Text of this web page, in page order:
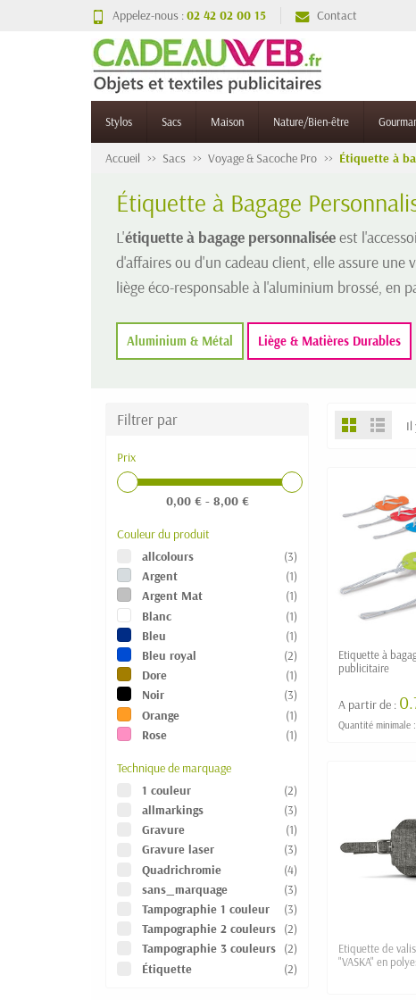
Appelez-nous :02 42 02 00 15 Contact
Stylos Sacs Maison Nature/Bien-être
Accueil Sacs Voyage & Sacoche Pro Étiquette à
Étiquette à Bagage
L'étiquette à bagage personnaliséeest
d'affaires ou d'un cadeau client, elle assure
liège éco-responsable à l'aluminium brossé, en
Aluminium & Métal Liège & Matières Durables
Filtrer par
Prix
0,00 € - 8,00 €
Couleur du produit
allcolours
(3)
Argent
(1)
Argent Mat
(1)
Blanc
(1)
Bleu
(1)
Bleu royal
(2)
Dore
(1)
Noir
(3)
Orange
(1)
Rose
(1)
Technique de marquage
1 couleur
(2)
allmarkings
(3)
Gravure
(1)
Gravure laser
(3)
Quadrichromie
(4)
sans_marquage
(3)
Tampographie 1 couleur
(3)
Tampographie 2 couleurs (2)
Tampographie 3 couleurs (2)
Étiquette
(2)
Il
Etiquette à
publicitaire
A partir de :
Quantité minimale
Etiquette de
"VASKA" en